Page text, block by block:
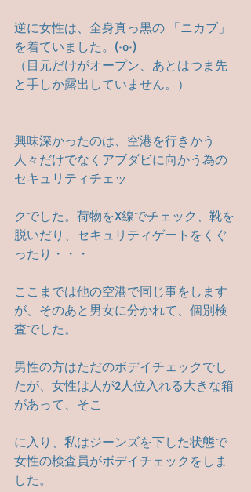
逆に女性は、全身真っ黒の 「ニカブ」
を着ていました。(·o·)
（目元だけがオープン、あとはつま先
と手しか露出していません。）
興味深かったのは、空港を行きかう
人々だけでなくアブダビに向かう為の
セキュリティチェッ
クでした。荷物をX線でチェック、靴を
脱いだり、セキュリティゲートをくぐ
ったり・・・
ここまでは他の空港で同じ事をします
が、そのあと男女に分かれて、個別検
査でした。
男性の方はただのボデイチェックでし
たが、女性は人が2人位入れる大きな箱
があって、そこ
に入り、私はジーンズを下した状態で
女性の検査員がボデイチェックをしま
した。